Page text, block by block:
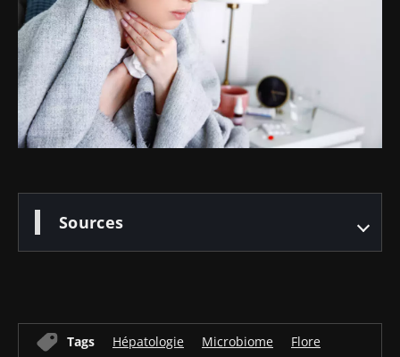
Sources
Tags Hépatologie Microbiome Flore